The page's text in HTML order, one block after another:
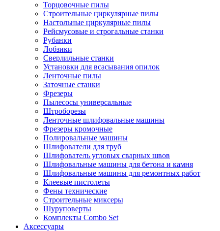
Торцовочные пилы
Строительные циркулярные пилы
Настольные циркулярные пилы
Рейсмусовые и строгальные станки
Рубанки
Лобзики
Сверлильные станки
Установки для всасывания опилок
Ленточные пилы
Заточные станки
Фрезеры
Пылесосы универсальные
Штроборезы
Ленточные шлифовальные машины
Фрезеры кромочные
Полировальные машины
Шлифователи для труб
Шлифователь угловых сварных швов
Шлифовальные машины для бетона и камня
Шлифовальные машины для ремонтных работ
Клеевые пистолеты
Фены технические
Строительные миксеры
Шуруповерты
Комплекты Combo Set
Аксессуары